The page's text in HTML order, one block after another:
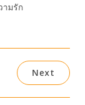
ามรัก
Next